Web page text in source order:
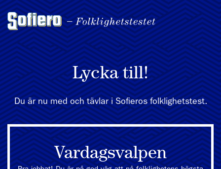
Lycka till!
Du är nu med och tävlar i Sofieros folklighetstest.
Vardagsvalpen